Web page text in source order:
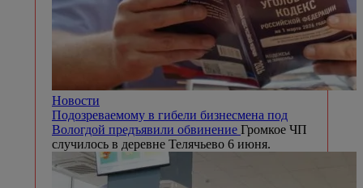
Новости
Подозреваемому в гибели бизнесмена под
Вологдой предъявили обвинение Громкое ЧП
случилось в деревне Телячьево 6 июня.